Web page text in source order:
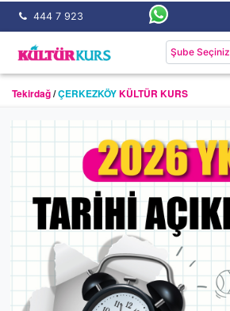
444 7 923
Şube Seçiniz
Tekirdağ/ÇERKEZKÖYKÜLTÜR KURS